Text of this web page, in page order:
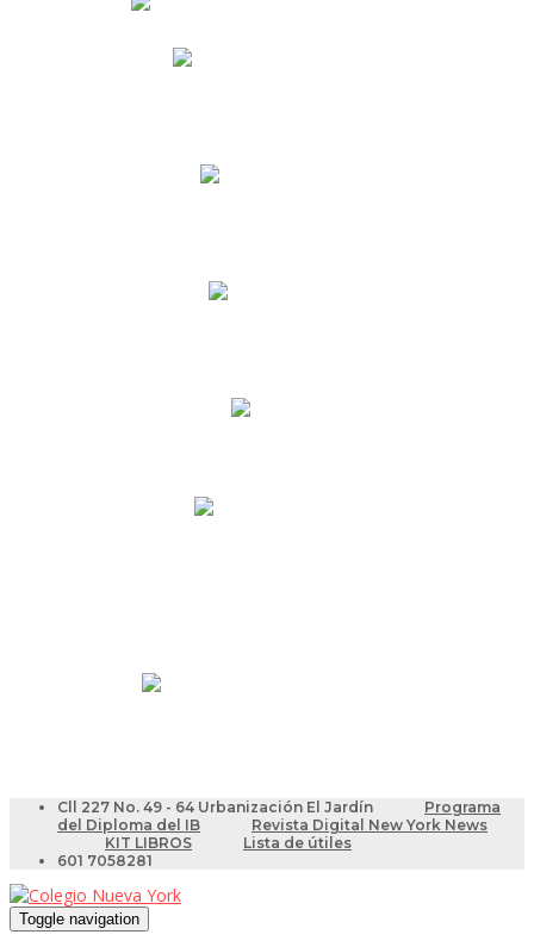
Cll 227 No. 49 - 64 Urbanización El Jardín
Programa
del Diploma del IB
Revista Digital New York News
KIT LIBROS
Lista de útiles
601 7058281
Toggle navigation